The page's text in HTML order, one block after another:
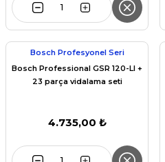
Bosch Profesyonel Seri
Bosch Professional GSR 120-LI +
23 parça vidalama seti
4.735,00 ₺